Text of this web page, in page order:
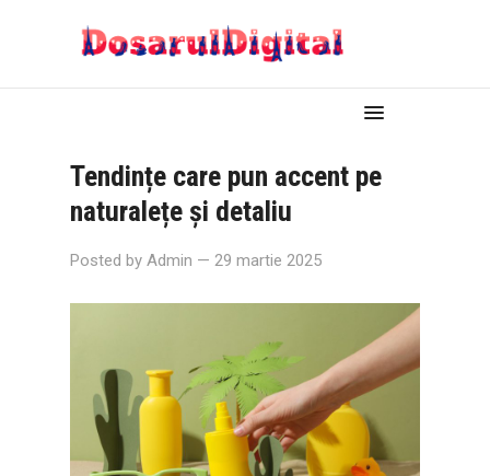
Tendințe care pun accent pe
naturalețe și detaliu
Posted by Admin — 29 martie 2025